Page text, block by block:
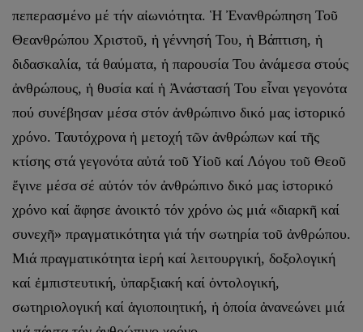
πεπερασμένο μέ τήν αἰωνιότητα. Ἡ Ἐνανθρώπηση Τοῦ
Θεανθρώπου Χριστοῦ, ἡ γέννησή Του, ἡ Βάπτιση, ἡ
διδασκαλία, τά θαύματα, ἡ παρουσία Του ἀνάμεσα στούς
ἀνθρώπους, ἡ θυσία καί ἡ Ἀνάστασή Του εἶναι γεγονότα
πού συνέβησαν μέσα στόν ἀνθρώπινο δικό μας ἱστορικό
χρόνο. Ταυτόχρονα ἡ μετοχή τῶν ἀνθρώπων καί τῆς
κτίσης στά γεγονότα αὐτά τοῦ Υἱοῦ καί Λόγου τοῦ Θεοῦ
ἔγινε μέσα σέ αὐτόν τόν ἀνθρώπινο δικό μας ἱστορικό
χρόνο καί ἄφησε ἀνοικτό τόν χρόνο ὡς μιά «διαρκῆ καί
συνεχῆ» πραγματικότητα γιά τήν σωτηρία τοῦ ἀνθρώπου.
Μιά πραγματικότητα ἱερή καί λειτουργική, δοξολογική
καί ἐμπιστευτική, ὑπαρξιακή καί ὀντολογική,
σωτηριολογική καί ἁγιοποιητική, ἡ ὁποία ἀνανεώνει μιά